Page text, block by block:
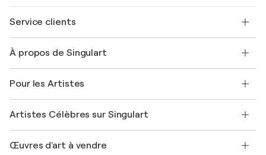
Service clients
Expédition
Offrir une carte cadeau
Rejoignez notre programme commercial
Mon compte
+33 1 76 44 06 42
À propos de Singulart
FAQ
Magazine Singulart
Emplois
Découvrez une sélection d'art original
Pour les Artistes
Se connecter en tant qu'Artiste
Artistes Célèbres sur Singulart
Marc Chagall
Œuvres d'art à vendre